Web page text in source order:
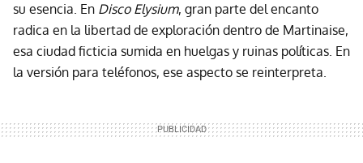
su esencia. En Disco Elysium, gran parte del encanto
radica en la libertad de exploración dentro de Martinaise,
esa ciudad ficticia sumida en huelgas y ruinas políticas. En
la versión para teléfonos, ese aspecto se reinterpreta.